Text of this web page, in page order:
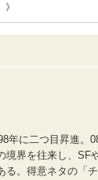
》
年に二つ目昇進。
境界を往来し、SF
る。得意ネタの「チ